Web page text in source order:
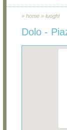
» home » luoghi
Dolo -